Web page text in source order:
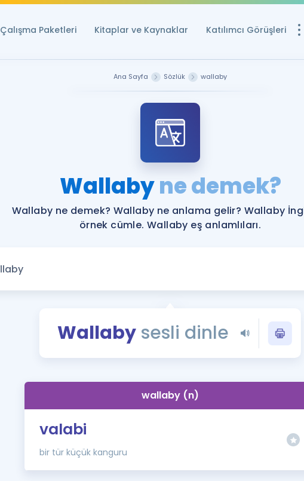
Çalışma Paketleri Kitaplar ve Kaynaklar Katılımcı Görüşleri
YDS ve YÖKDİL
Rehberlik Aracı
YDS ve YÖKDİL'e
Tüm ÖSYM
YDS - YÖKDİL
İngilizce Gramer
Ana Sayfa Sözlük wallaby
Wallabyne demek?
Wallaby ne demek? Wallaby ne anlama gelir? Wallaby
örnek cümle. Wallaby eş anlamlıları.
Wallabysesli dinle
wallaby (n)
valabi
bir tür küçük kanguru